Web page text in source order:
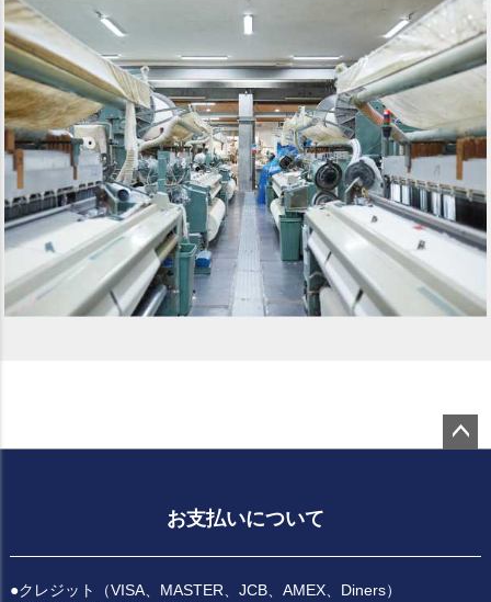
お支払いについて
●クレジット（VISA、MASTER、JCB、AMEX、Diners）